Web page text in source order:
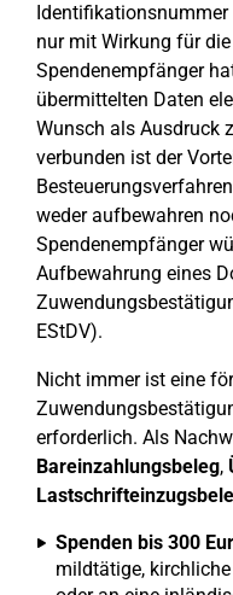
nur mit Wirkung für
Spendenempfänger
übermittelten Daten
Wunsch als Ausdruck
verbunden ist der
weder aufbewahren
Spendenempfänger
Aufbewahrung eines
EStDV).
Nicht immer ist eine
erforderlich. Als
Bareinzahlungsbeleg,
Spenden bis 300
mildtätige,